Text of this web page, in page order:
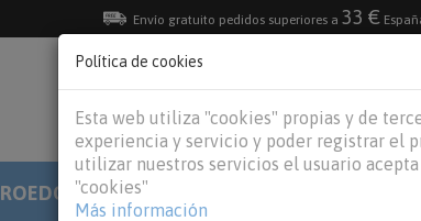
Envío gratuito pedidos superiores a 33 €
VACACIONES
ROEDORES REPTILES
Política de cookies
Esta web utiliza "cookies" propias y de
experiencia y servicio y poder registrar el
utilizar nuestros servicios el usuario
"cookies"
Más información